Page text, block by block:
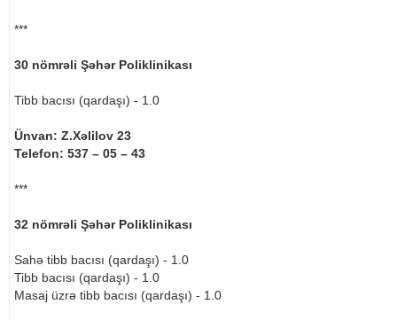
***
30 nömrəli Şəhər Poliklinikası
Tibb bacısı (qardaşı) - 1.0
Ünvan: Z.Xəlilov 23
Telefon: 537 – 05 – 43
***
32 nömrəli Şəhər Poliklinikası
Sahə tibb bacısı (qardaşı) - 1.0
Tibb bacısı (qardaşı) - 1.0
Masaj üzrə tibb bacısı (qardaşı) - 1.0